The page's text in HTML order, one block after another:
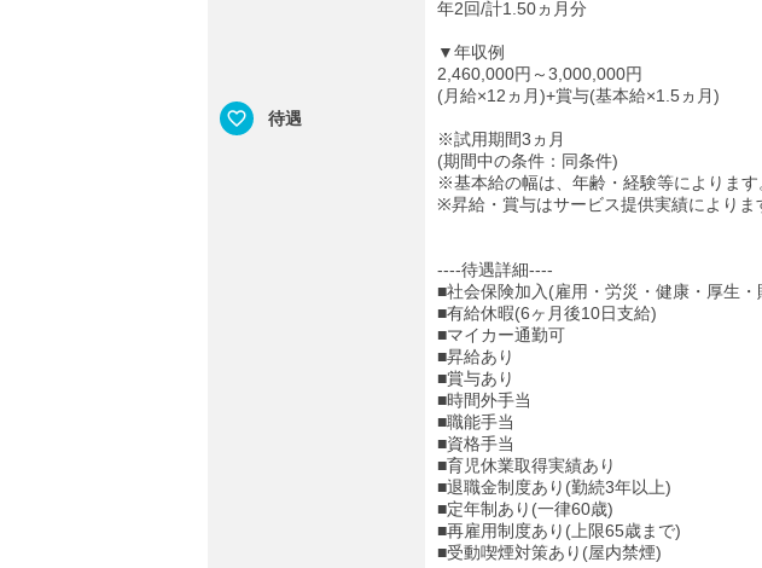
待遇
年2回/計1.50ヵ月分
▼年収例
2,460,000円～3,000,000円
(月給×12ヵ月)+賞与(基本給×1.5ヵ月)
※試用期間3ヵ月
(期間中の条件：同条件)
※基本給の幅は、年齢・経験等によります
※昇給・賞与はサービス提供実績によりま
----待遇詳細----
■社会保険加入(雇用・労災・健康・厚生・
■有給休暇(6ヶ月後10日支給)
■マイカー通勤可
■昇給あり
■賞与あり
■時間外手当
■職能手当
■資格手当
■育児休業取得実績あり
■退職金制度あり(勤続3年以上)
■定年制あり(一律60歳)
■再雇用制度あり(上限65歳まで)
■受動喫煙対策あり(屋内禁煙)